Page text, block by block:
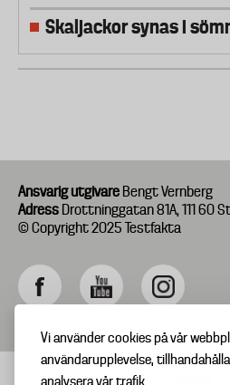
Vi använder cookies på vår
användarupplevelse,
analysera vår trafik.
Skaljackor synas i
Ansvarig utgivare Bengt Vernberg
Adress Drottninggatan 81A, 111 60
© Copyright 2025 Testfakta